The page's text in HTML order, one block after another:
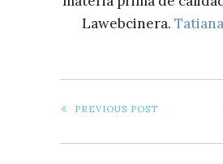
Lawebcinera.
PREVIOUS POST